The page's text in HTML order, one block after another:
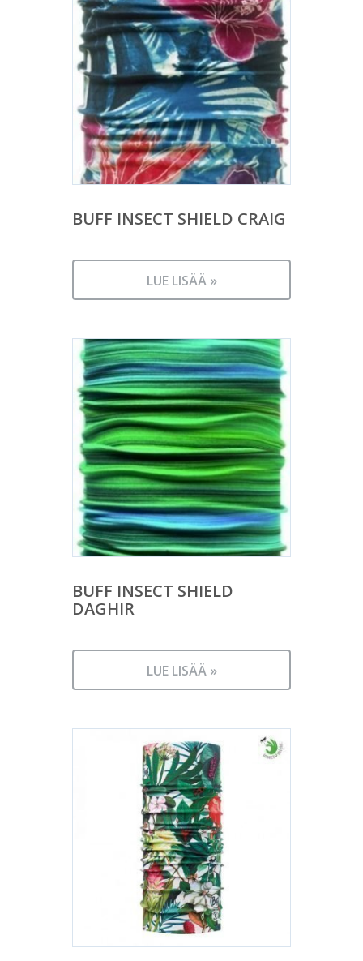
BUFF INSECT SHIELD CRAIG
LUE LISÄÄ »
BUFF INSECT SHIELD
DAGHIR
LUE LISÄÄ »